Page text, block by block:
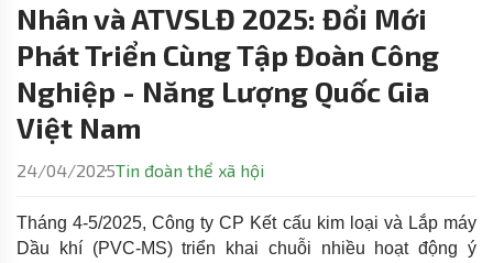
Nhân và ATVSLĐ 2025: Đổi Mới
Phát Triển Cùng Tập Đoàn Công
Nghiệp - Năng Lượng Quốc Gia
Việt Nam
24/04/2025Tin đoàn thể xã hội
Tháng 4-5/2025, Công ty CP Kết cấu kim loại và Lắp máy
Dầu khí (PVC-MS) triển khai chuỗi nhiều hoạt động ý